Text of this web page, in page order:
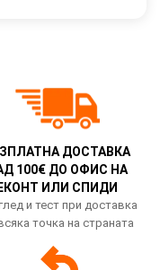
ДОСТАВКА
100€ ДО ОФИС НА
ЕКОНТ ИЛИ СПИДИ
и тест при доставка
точка на страната